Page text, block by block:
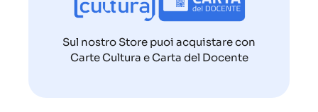
Sul nostro Store puoi acquistare con
Carte Cultura e Carta del Docente